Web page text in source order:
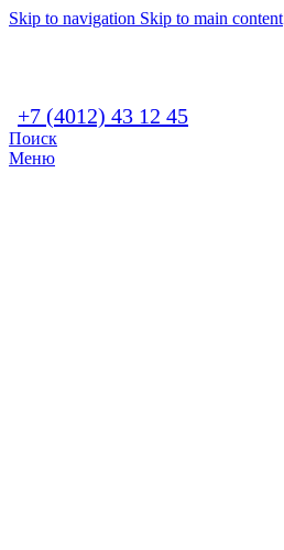
Skip to navigation Skip to main content
+7 (4012) 43 12 45
Поиск
Меню